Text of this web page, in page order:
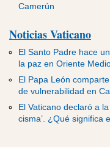
Camerún
Noticias Vaticano
El Santo Padre hace
la paz en Oriente
El Papa León
de vulnerabilidad en
El Vaticano declaró a
cisma’. ¿Qué significa